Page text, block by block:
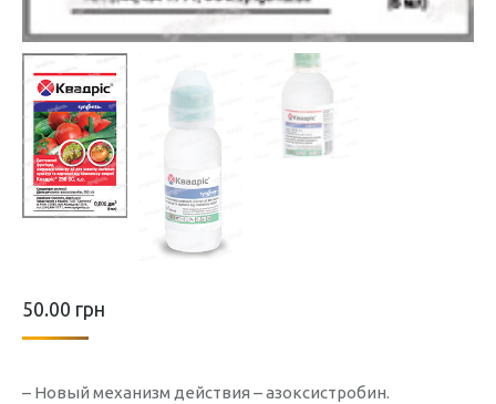
50.00 грн
– Новый механизм действия – азоксистробин.